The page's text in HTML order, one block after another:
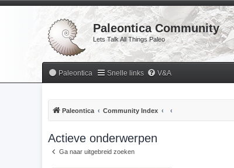
Paleontica Community
Lets Talk All Things Paleo
Paleontica Snelle links V&A
Paleontica Community Index
Actieve onderwerpen
Ga naar uitgebreid zoeken